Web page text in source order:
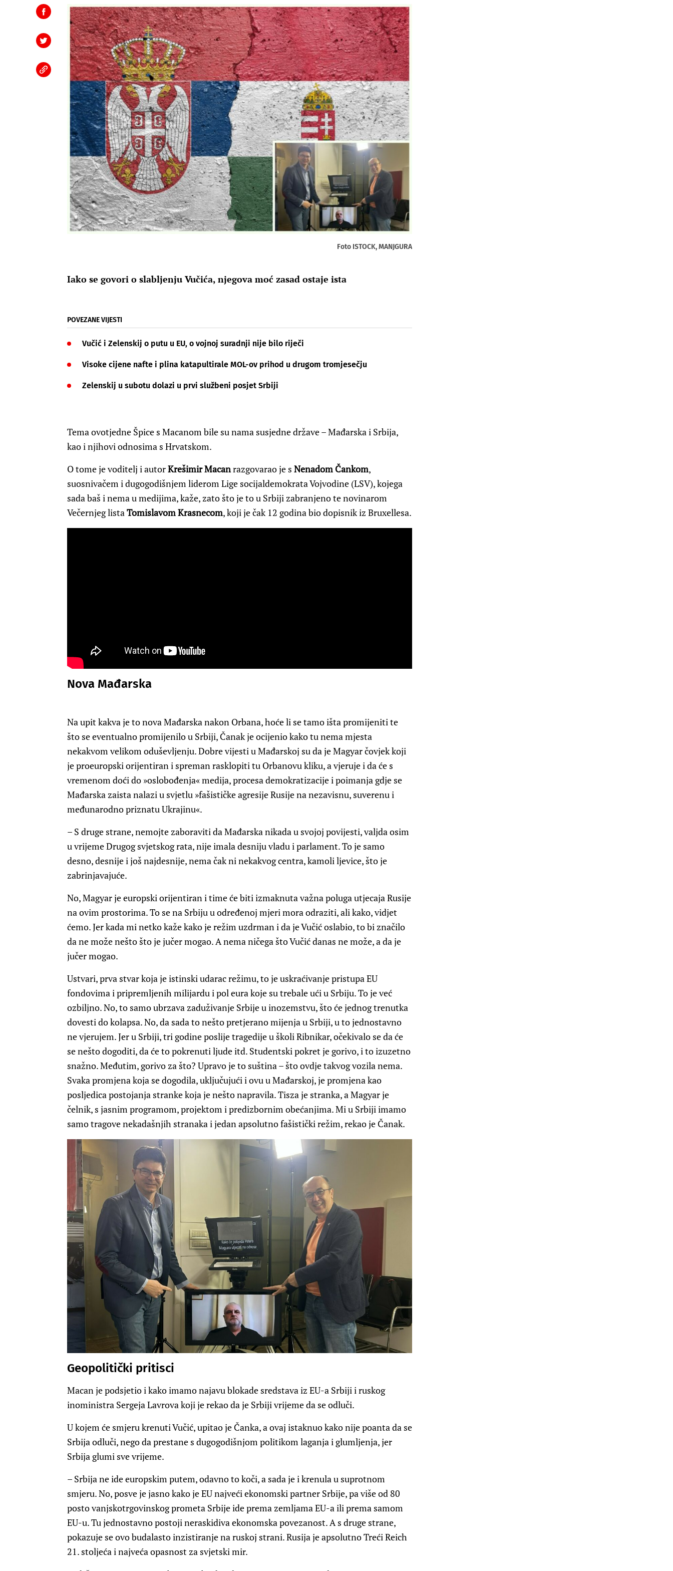
Foto ISTOCK, MANJGURA
Iako se govori o slabljenju Vučića, njegova moć zasad ostaje ista
POVEZANE VIJESTI
Vučić i Zelenskij o putu u EU, o vojnoj suradnji nije bilo riječi
Visoke cijene nafte i plina katapultirale MOL-ov prihod u drugom tromjesečju
Zelenskij u subotu dolazi u prvi službeni posjet Srbiji
Tema ovotjedne Špice s Macanom bile su nama susjedne države – Mađarska i Srbija,
kao i njihovi odnosima s Hrvatskom.
O tome je voditelj i autorKrešimir Macanrazgovarao je s Nenadom Čankom,
suosnivačem i dugogodišnjem liderom Lige socijaldemokrata Vojvodine (LSV), kojega
sada baš i nema u medijima, kaže, zato što je to u Srbiji zabranjeno te novinarom
Večernjeg listaTomislavom Krasnecom, koji je čak 12 godina bio dopisnik iz Bruxellesa.
Nova Mađarska
Na upit kakva je to nova Mađarska nakon Orbana, hoće li se tamo išta promijeniti te
što se eventualno promijenilo u Srbiji, Čanak je ocijenio kako tu nema mjesta
nekakvom velikom oduševljenju. Dobre vijesti u Mađarskoj su da je Magyar čovjek koji
je proeuropski orijentiran i spreman rasklopiti tu Orbanovu kliku, a vjeruje i da će s
vremenom doći do »oslobođenja« medija, procesa demokratizacije i poimanja gdje se
Mađarska zaista nalazi u svjetlu »fašističke agresije Rusije na nezavisnu, suverenu i
međunarodno priznatu Ukrajinu«.
– S druge strane, nemojte zaboraviti da Mađarska nikada u svojoj povijesti, valjda osim
u vrijeme Drugog svjetskog rata, nije imala desniju vladu i parlament. To je samo
desno, desnije i još najdesnije, nema čak ni nekakvog centra, kamoli ljevice, što je
zabrinjavajuće.
No, Magyar je europski orijentiran i time će biti izmaknuta važna poluga utjecaja Rusije
na ovim prostorima. To se na Srbiju u određenoj mjeri mora odraziti, ali kako, vidjet
ćemo. Jer kada mi netko kaže kako je režim uzdrman i da je Vučić oslabio, to bi značilo
da ne može nešto što je jučer mogao. A nema ničega što Vučić danas ne može, a da je
jučer mogao.
Ustvari, prva stvar koja je istinski udarac režimu, to je uskraćivanje pristupa EU
fondovima i pripremljenih milijardu i pol eura koje su trebale ući u Srbiju. To je već
ozbiljno. No, to samo ubrzava zaduživanje Srbije u inozemstvu, što će jednog trenutka
dovesti do kolapsa. No, da sada to nešto pretjerano mijenja u Srbiji, u to jednostavno
ne vjerujem. Jer u Srbiji, tri godine poslije tragedije u školi Ribnikar, očekivalo se da će
se nešto dogoditi, da će to pokrenuti ljude itd. Studentski pokret je gorivo, i to izuzetno
snažno. Međutim, gorivo za što? Upravo je to suština – što ovdje takvog vozila nema.
Svaka promjena koja se dogodila, uključujući i ovu u Mađarskoj, je promjena kao
posljedica postojanja stranke koja je nešto napravila. Tisza je stranka, a Magyar je
čelnik, s jasnim programom, projektom i predizbornim obećanjima. Mi u Srbiji imamo
samo tragove nekadašnjih stranaka i jedan apsolutno fašistički režim, rekao je Čanak.
Geopolitički pritisci
Macan je podsjetio i kako imamo najavu blokade sredstava iz EU-a Srbiji i ruskog
inoministra Sergeja Lavrova koji je rekao da je Srbiji vrijeme da se odluči.
U kojem će smjeru krenuti Vučić, upitao je Čanka, a ovaj istaknuo kako nije poanta da se
Srbija odluči, nego da prestane s dugogodišnjom politikom laganja i glumljenja, jer
Srbija glumi sve vrijeme.
– Srbija ne ide europskim putem, odavno to koči, a sada je i krenula u suprotnom
smjeru. No, posve je jasno kako je EU najveći ekonomski partner Srbije, pa više od 80
posto vanjskotrgovinskog prometa Srbije ide prema zemljama EU-a ili prema samom
EU-u. Tu jednostavno postoji neraskidiva ekonomska povezanost. A s druge strane,
pokazuje se ovo budalasto inzistiranje na ruskoj strani. Rusija je apsolutno Treći Reich
21. stoljeća i najveća opasnost za svjetski mir.